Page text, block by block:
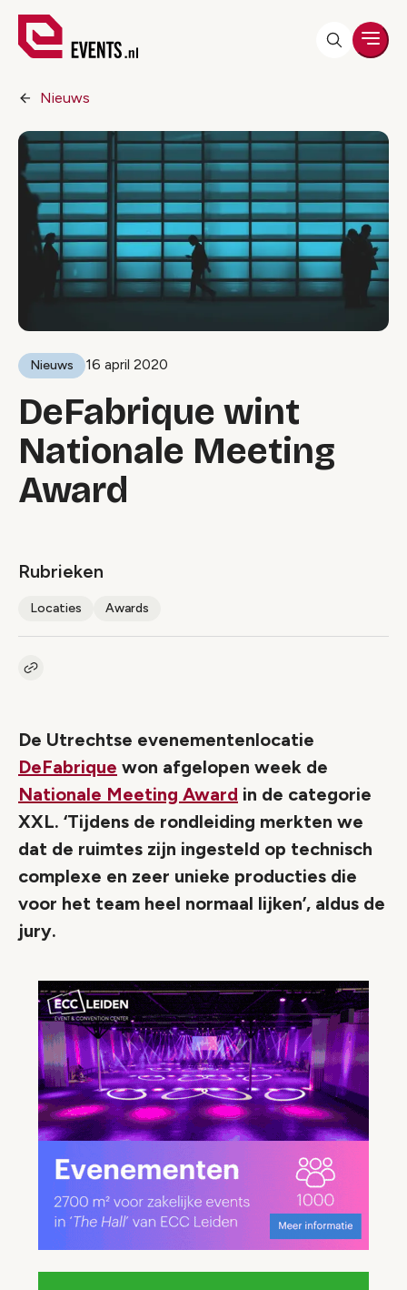
Nieuws
Nieuws 16 april 2020
DeFabrique wint
Nationale Meeting
Award
Rubrieken
Locaties Awards
Kopieer link naar artikel
De Utrechtse evenementenlocatie
DeFabrique won afgelopen week de
Nationale Meeting Award in de categorie
XXL. ‘Tijdens de rondleiding merkten we
dat de ruimtes zijn ingesteld op technisch
complexe en zeer unieke producties die
voor het team heel normaal lijken’, aldus de
jury.